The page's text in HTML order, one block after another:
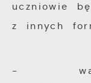
uczniowie
z innych
-